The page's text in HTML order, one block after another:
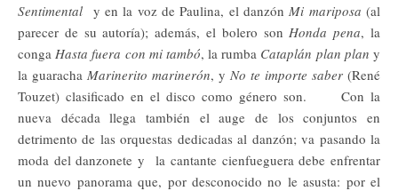
Sentimental y en la voz de Paulina, el danzón Mi mariposa (al
parecer de su autoría); además, el bolero son Honda pena, la
conga Hasta fuera con mi tambó, la rumba Cataplán plan plan y
la guaracha Marinerito marinerón, y No te importe saber (René
Touzet) clasificado en el disco como género son. Con la
nueva década llega también el auge de los conjuntos en
detrimento de las orquestas dedicadas al danzón; va pasando la
moda del danzonete y la cantante cienfueguera debe enfrentar
un nuevo panorama que, por desconocido no le asusta: por el